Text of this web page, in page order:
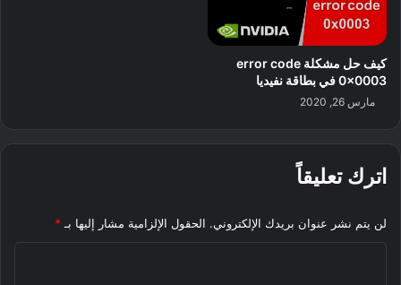
كيف حل مشكلة error code
0x0003 في بطاقة نفيديا
مارس 26, 2020
اترك تعليقاً
لن يتم نشر عنوان بريدك الإلكتروني. الحقول الإلزامية مشار إليها بـ *